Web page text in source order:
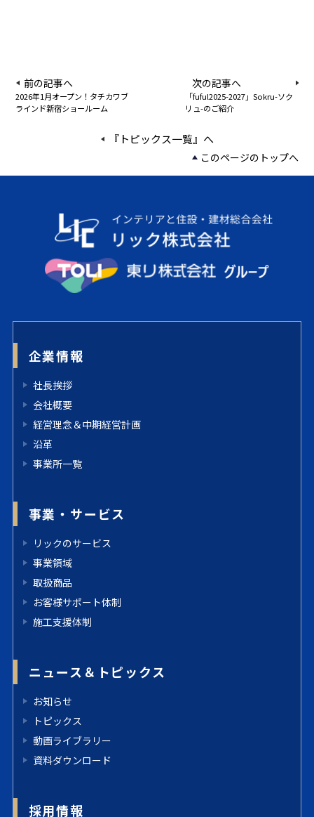
前の記事へ
2026年1月オープン！タチカワブ
ラインド新宿ショールーム
次の記事へ
「fuful2025-2027」Sokru-ソク
リュ-のご紹介
『トピックス一覧』へ
このページのトップへ
企業情報
社長挨拶
会社概要
経営理念＆中期経営計画
沿革
事業所一覧
事業・サービス
リックのサービス
事業領域
取扱商品
お客様サポート体制
施工支援体制
ニュース＆トピックス
お知らせ
トピックス
動画ライブラリー
資料ダウンロード
採用情報